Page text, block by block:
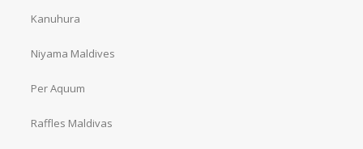
Kanuhura
Niyama Maldives
Per Aquum
Raffles Maldivas